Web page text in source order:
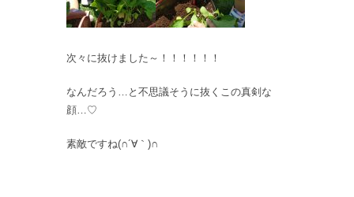
次々に抜けました～！！！！！！
なんだろう…と不思議そうに抜くこの真剣な
顔…♡
素敵ですね(∩´∀｀)∩